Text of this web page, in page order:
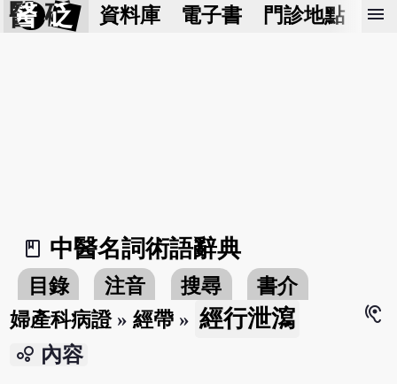
醫 砭 資料庫 電子書 門診地點 預
menu
book_2
中醫名詞術語辭典
目錄 注音 搜尋
書介
婦產科病證»經帶 » 經行泄瀉
hearing
bubble_chart 內容